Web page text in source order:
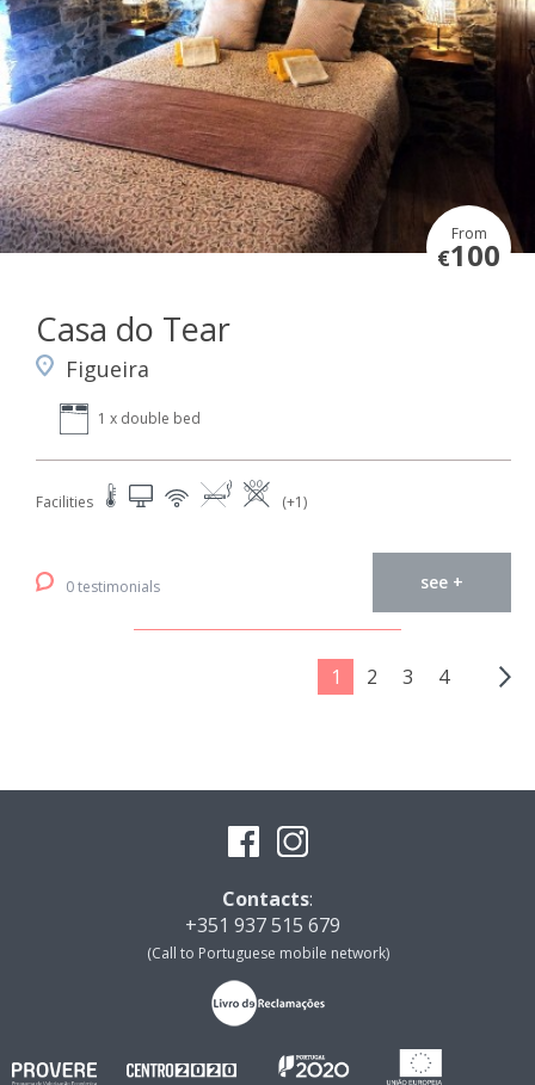
From
€100
Casa do Tear
Figueira
1 x double bed
Facilities (+1)
0 testimonials see +
1 2 3 4
Contacts:
+351 937 515 679
(Call to Portuguese mobile network)